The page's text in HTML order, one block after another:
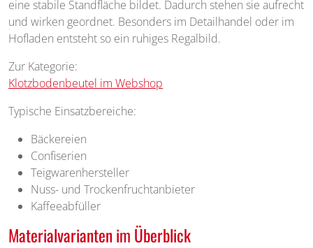
eine stabile Standfläche bildet. Dadurch stehen sie aufrecht
und wirken geordnet. Besonders im Detailhandel oder im
Hofladen entsteht so ein ruhiges Regalbild.
Zur Kategorie:
Klotzbodenbeutel im Webshop
Typische Einsatzbereiche:
Bäckereien
Confiserien
Teigwarenhersteller
Nuss- und Trockenfruchtanbieter
Kaffeeabfüller
Materialvarianten im Überblick